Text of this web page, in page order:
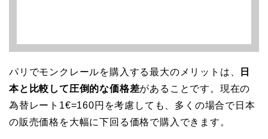
パリでモンクレールを購入する最大のメリットは、
日
本と比較して圧倒的な価格差があることです。現在の
為替レート1€=160円を考慮しても、多くの場合で日本
の販売価格を大幅に下回る価格で購入できます。